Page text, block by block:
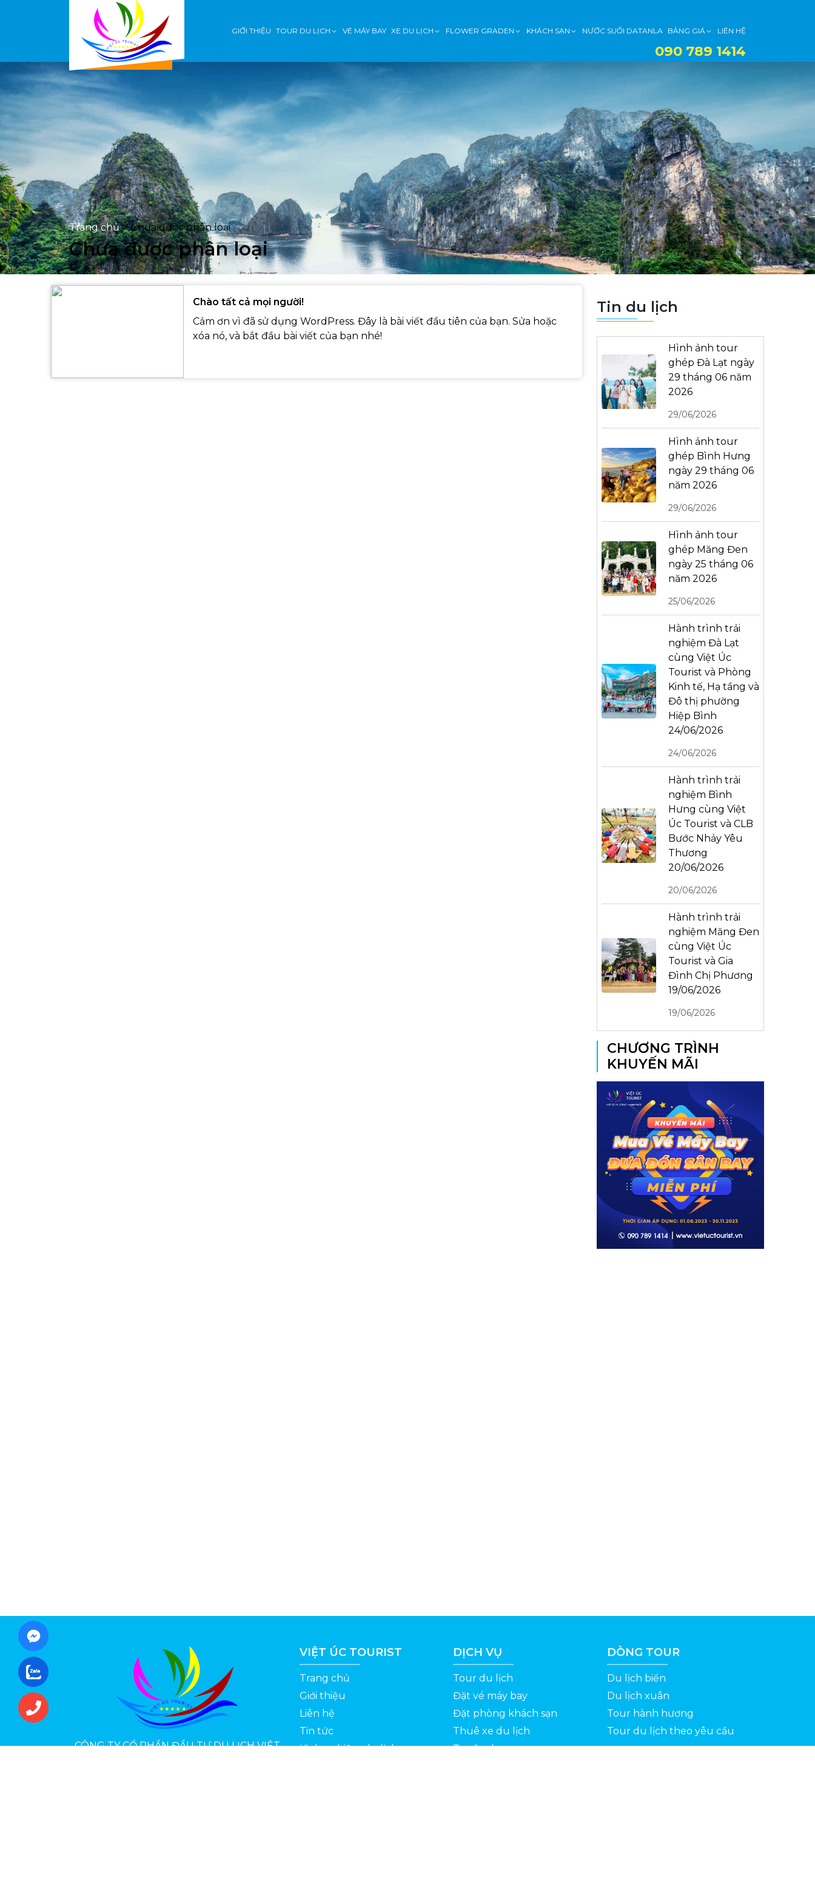
GIỚI THIỆU TOUR DU LỊCH VÉ MÁY BAY XE DU LỊCH FLOWER GRADEN KHÁCH SẠN NƯỚC SUỐI DATANLA BẢNG GIÁ LIÊN HỆ
090 789 1414
Trang chủ > Chưa được phân loại
Chưa được phân loại
Chào tất cả mọi người!
Cảm ơn vì đã sử dụng WordPress. Đây là bài viết đầu tiên của bạn. Sửa hoặc
xóa nó, và bắt đầu bài viết của bạn nhé!
Tin du lịch
Hình ảnh tour
ghép Đà Lạt ngày
29 tháng 06 năm
2026
29/06/2026
Hình ảnh tour
ghép Bình Hưng
ngày 29 tháng 06
năm 2026
29/06/2026
Hình ảnh tour
ghép Măng Đen
ngày 25 tháng 06
năm 2026
25/06/2026
Hành trình trải
nghiệm Đà Lạt
cùng Việt Úc
Tourist và Phòng
Kinh tế, Hạ tầng và
Đô thị phường
Hiệp Bình
24/06/2026
24/06/2026
Hành trình trải
nghiệm Bình
Hưng cùng Việt
Úc Tourist và CLB
Bước Nhảy Yêu
Thương
20/06/2026
20/06/2026
Hành trình trải
nghiệm Măng Đen
cùng Việt Úc
Tourist và Gia
Đình Chị Phương
19/06/2026
19/06/2026
CHƯƠNG TRÌNH
KHUYẾN MÃI
CÔNG TY CỔ PHẦN ĐẦU TƯ DU LỊCH VIỆT
VIỆT ÚC TOURIST
Trang chủ
Giới thiệu
Liên hệ
Tin tức
Kinh nghiệm du lịch
DỊCH VỤ
Tour du lịch
Đặt vé máy bay
Đặt phòng khách sạn
Thuê xe du lịch
Tuyển dụng
DÒNG TOUR
Du lịch biển
Du lịch xuân
Tour hành hương
Tour du lịch theo yêu cầu